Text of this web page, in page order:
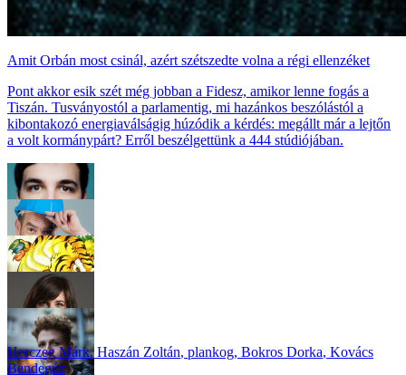
Amit Orbán most csinál, azért szétszedte volna a régi ellenzéket
Pont akkor esik szét még jobban a Fidesz, amikor lenne fogás a
Tiszán. Tusványostól a parlamentig, mi hazánkos beszólástól a
kibontakozó energiaválságig húzódik a kérdés: megállt már a lejtőn
a volt kormánypárt? Erről beszélgettünk a 444 stúdiójában.
Herczeg Márk,Haszán Zoltán, plankog, Bokros Dorka, Kovács
Bendegúz